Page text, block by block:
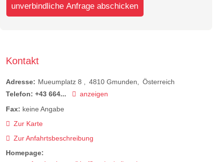
unverbindliche Anfrage abschicken
Kontakt
Adresse: Mueumplatz 8 4810 Gmunden
Österreich
Telefon: +43 664...
anzeigen
Fax: keine Angabe
Zur Karte
Zur Anfahrtsbeschreibung
Homepage: